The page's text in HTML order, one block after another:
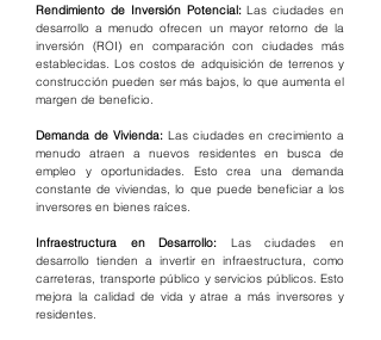
Rendimiento de Inversión Potencial: Las ciudades en
desarrollo a menudo ofrecen un mayor retorno de la
inversión (ROI) en comparación con ciudades más
establecidas. Los costos de adquisición de terrenos y
construcción pueden ser más bajos, lo que aumenta el
margen de beneficio.
Demanda de Vivienda: Las ciudades en crecimiento a
menudo atraen a nuevos residentes en busca de
empleo y oportunidades. Esto crea una demanda
constante de viviendas, lo que puede beneficiar a los
inversores en bienes raíces.
Infraestructura en Desarrollo: Las ciudades en
desarrollo tienden a invertir en infraestructura, como
carreteras, transporte público y servicios públicos. Esto
mejora la calidad de vida y atrae a más inversores y
residentes.